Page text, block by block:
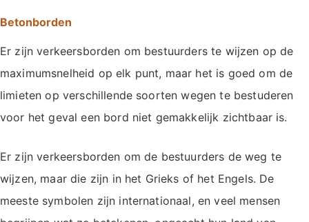
Betonborden
Er zijn verkeersborden om bestuurders te wijzen op de
maximumsnelheid op elk punt, maar het is goed om de
limieten op verschillende soorten wegen te bestuderen
voor het geval een bord niet gemakkelijk zichtbaar is.
Er zijn verkeersborden om de bestuurders de weg te
wijzen, maar die zijn in het Grieks of het Engels. De
meeste symbolen zijn internationaal, en veel mensen